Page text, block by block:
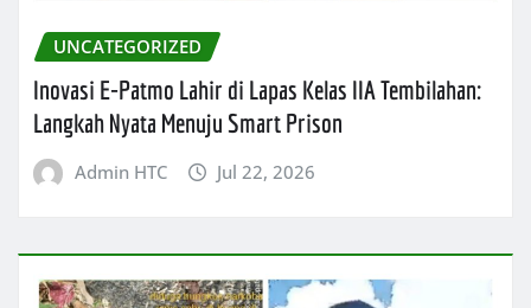
UNCATEGORIZED
Inovasi E-Patmo Lahir di Lapas Kelas IIA Tembilahan:
Langkah Nyata Menuju Smart Prison
Admin HTC Jul 22, 2026